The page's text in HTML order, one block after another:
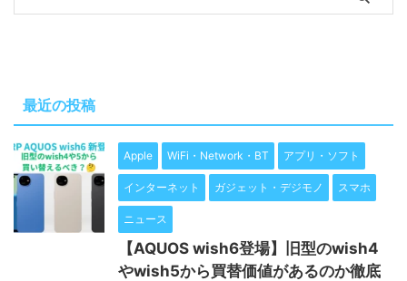
最近の投稿
Apple WiFi・Network・BT アプリ・ソフト
インターネット ガジェット・デジモノ スマホ
ニュース
【AQUOS wish6登場】旧型のwish4
やwish5から買替価値があるのか徹底